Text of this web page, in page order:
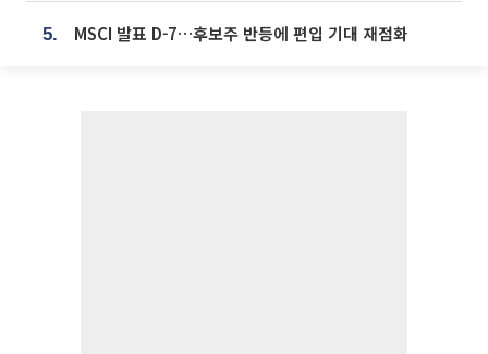
5. MSCI 발표 D-7…후보주 반등에 편입 기대 재점화